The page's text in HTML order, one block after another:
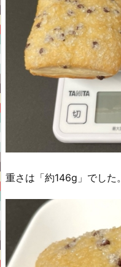
重さは「約146g」でした。